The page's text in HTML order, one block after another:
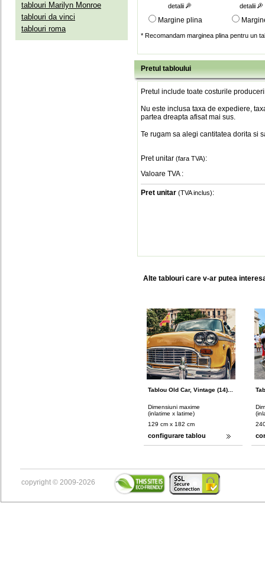
tablouri Marilyn Monroe
tablouri da vinci
tablouri roma
detalii detalii
Margine plina
* Recomandam marginea plina pentru un
Pretul tabloului
Pretul include toate costurile
Nu este inclusa taxa de expediere,
partea dreapta afisat mai sus.
Te rugam sa alegi cantitatea dorita si
Pret unitar (fara TVA):
Valoare TVA :
Pret unitar (TVA inclus):
Alte tablouri care v-ar putea
Tablou Old Car, Vintage (14)...
Dimensiuni maxime
(inlatime x latime)
129 cm x 182 cm
configurare tablou
copyright © 2009-2026